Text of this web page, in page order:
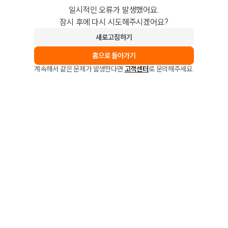
일시적인 오류가 발생했어요.
잠시 후에 다시 시도해주시겠어요?
새로고침하기
홈으로 돌아가기
계속해서 같은 문제가 발생한다면 고객센터로 문의해주세요.